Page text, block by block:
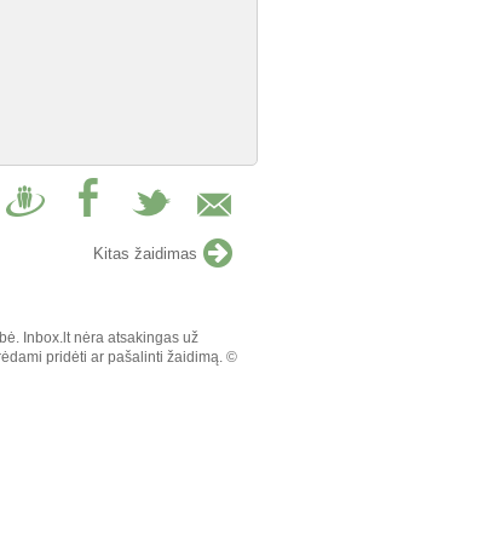
Kitas žaidimas
Inbox.lt nėra atsakingas už
pridėti ar pašalinti žaidimą. ©